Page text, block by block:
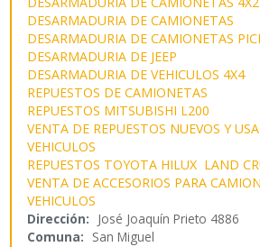
DESARMADURIA DE CAMIONETAS
DESARMADURIA DE CAMIONETAS
DESARMADURIA DE JEEP
DESARMADURIA DE VEHICULOS 4X4
REPUESTOS DE CAMIONETAS
REPUESTOS MITSUBISHI L200
VENTA DE REPUESTOS NUEVOS Y
VEHICULOS
REPUESTOS TOYOTA HILUX LAND
VENTA DE ACCESORIOS PARA
VEHICULOS
Dirección: José Joaquín Prieto 4886
Comuna: San Miguel